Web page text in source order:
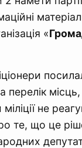
«
перелік
не
те, що це